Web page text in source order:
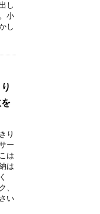
し
小
し
り
ー
は
は
、
い